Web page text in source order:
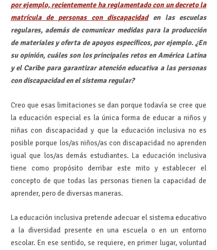
por ejemplo, recientemente ha reglamentado con un decreto la
matrícula de personas con discapacidaden las escuelas
regulares, además de comunicar medidas para la producción
de materiales y oferta de apoyos específicos, por ejemplo. ¿En
su opinión, cuáles son los principales retos en América Latina
y el Caribe para garantizar atención educativa a las personas
con discapacidad en el sistema regular?
Creo que esas limitaciones se dan porque todavía se cree que
la educación especial es la única forma de educar a niños y
niñas con discapacidad y que la educación inclusiva no es
posible porque los/as niños/as con discapacidad no aprenden
igual que los/as demás estudiantes. La educación inclusiva
tiene como propósito derribar este mito y establecer el
concepto de que todas las personas tienen la capacidad de
aprender, pero de diversas maneras.
La educación inclusiva pretende adecuar el sistema educativo
a la diversidad presente en una escuela o en un entorno
escolar. En ese sentido, se requiere, en primer lugar, voluntad